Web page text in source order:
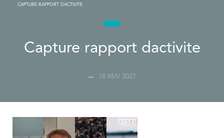
CAPTURE RAPPORT DACTIVITE
Capture rapport dactivite
18 MAI 2021